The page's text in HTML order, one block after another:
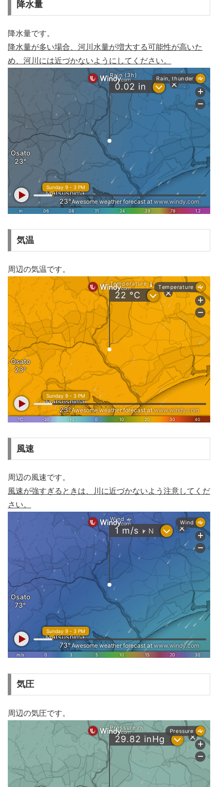
降水量
降水量です。
降水量が多い場合、河川水量が増大する可能性が高いた
め、河川には近づかないようにしてください。
気温
周辺の気温です。
風速
周辺の風速です。
風速が強すぎるときは、川に近づかないよう注意してくだ
さい。
気圧
周辺の気圧です。